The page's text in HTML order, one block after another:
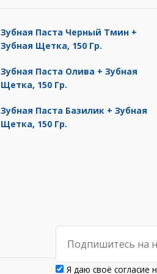
Зубная Паста Черный Тмин +
Зубная Щетка, 150 Гр.
Зубная Паста Олива + Зубная
Щетка, 150 Гр.
Зубная Паста Базилик + Зубная
Щетка, 150 Гр.
Я даю своё согласие